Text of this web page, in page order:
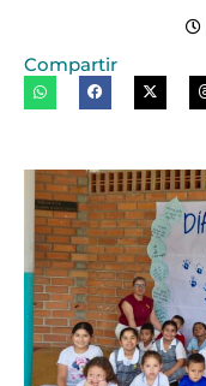
Compartir